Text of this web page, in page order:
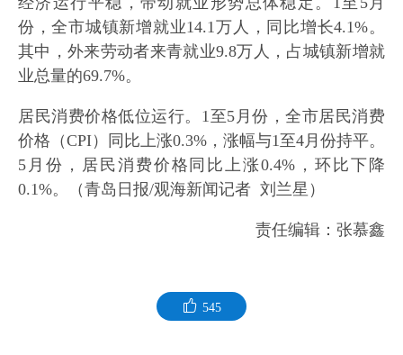
份，全市城镇新增就业14.1万人，同比增长4.1%。
其中，外来劳动者来青就业9.8万人，占城镇新增就
业总量的69.7%。
居民消费价格低位运行。1至5月份，全市居民消费
价格（CPI）同比上涨0.3%，涨幅与1至4月份持平。
5月份，居民消费价格同比上涨0.4%，环比下降
0.1%。（青岛日报/观海新闻记者 刘兰星）
责任编辑：张慕鑫
545